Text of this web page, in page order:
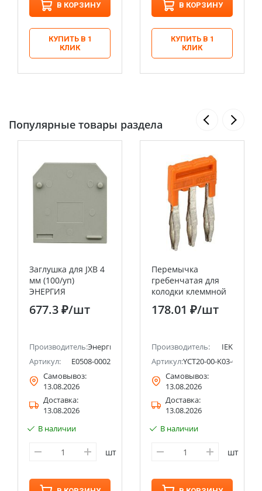
В КОРЗИНУ
КУПИТЬ В 1
КЛИК
В КОРЗИНУ
КУПИТЬ В 1
КЛИК
Популярные товары раздела
CA802
Заглушка для JXB 4
мм (100/уп)
ЭНЕРГИЯ
677.3 ₽/шт
Производитель:Энергия
Артикул:
Е0508-0002
Самовывоз:
13.08.2026
Доставка:
13.08.2026
В наличии
шт
Перемычка
гребенчатая для
колодки клеммной
CP 1,5мм2 3PIN IEK
178.01 ₽/шт
Производитель:
IEK
Артикул:YCT20-00-K03-001-EC-
Самовывоз:
13.08.2026
Доставка:
13.08.2026
В наличии
шт